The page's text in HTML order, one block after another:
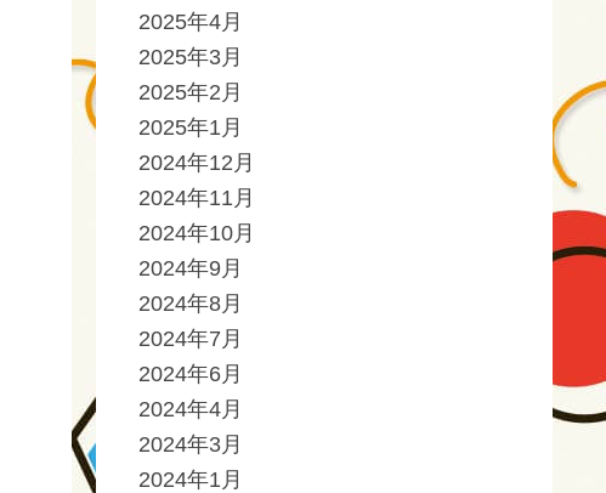
2025年4月
2025年3月
2025年2月
2025年1月
2024年12月
2024年11月
2024年10月
2024年9月
2024年8月
2024年7月
2024年6月
2024年4月
2024年3月
2024年1月